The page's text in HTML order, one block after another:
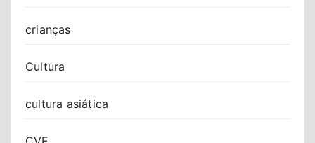
crianças
Cultura
cultura asiática